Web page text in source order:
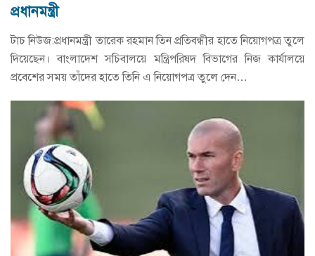
প্রধানমন্ত্রী
টাচ নিউজ:প্রধানমন্ত্রী তারেক রহমান তিন প্রতিবন্ধীর হাতে নিয়োগপত্র তুলে
দিয়েছেন। বাংলাদেশ সচিবালয়ে মন্ত্রিপরিষদ বিভাগের নিজ কার্যালয়ে
প্রবেশের সময় তাঁদের হাতে তিনি এ নিয়োগপত্র তুলে দেন…